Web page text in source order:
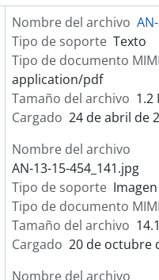
Nombre del archivo
Tipo de soporte Texto
Tipo de documento
application/pdf
Tamaño del archivo 1.2
Cargado 24 de abril de
Nombre del archivo
AN-13-15-454_141.jpg
Tipo de soporte Imagen
Tipo de documento
Tamaño del archivo
Cargado 20 de octubre
Nombre del archivo